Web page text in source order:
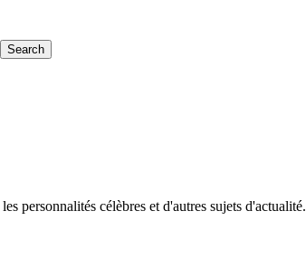
personnalités célèbres et d'autres sujets d'actualité.